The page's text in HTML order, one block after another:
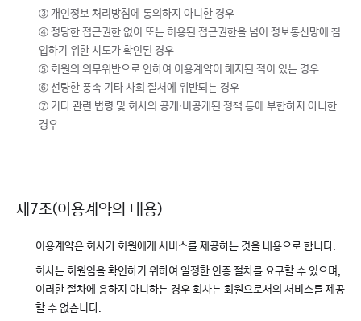
③ 개인정보 처리방침에 동의하지 아니한 경우
④ 정당한 접근권한 없이 또는 허용된 접근권한을 넘어 정보통신망에 침
입하기 위한 시도가 확인된 경우
⑤ 회원의 의무위반으로 인하여 이용계약이 해지된 적이 있는 경우
⑥ 선량한 풍속 기타 사회 질서에 위반되는 경우
⑦ 기타 관련 법령 및 회사의 공개∙비공개된 정책 등에 부합하지 아니한
경우
제7조(이용계약의 내용)
이용계약은 회사가 회원에게 서비스를 제공하는 것을 내용으로 합니다.
회사는 회원임을 확인하기 위하여 일정한 인증 절차를 요구할 수 있으며,
이러한 절차에 응하지 아니하는 경우 회사는 회원으로서의 서비스를 제공
할 수 없습니다.